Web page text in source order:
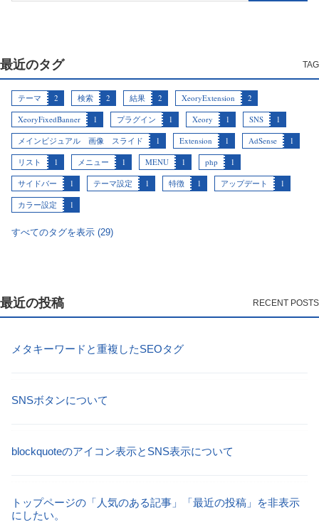
最近のタグ
テーマ 2 検索 2 結果 2 XeoryExtension
2
XeoryFixedBanner
1 プラグイン 1 Xeory 1 SNS
1
メインビジュアル 画像 スライド
1 Extension 1 AdSense
1
リスト
1 メニュー 1 MENU 1 php
1
サイドバー
1 テーマ設定 1 特徴 1 アップデート
1
カラー設定
1
すべてのタグを表示 (29)
最近の投稿
メタキーワードと重複したSEOタグ
SNSボタンについて
blockquoteのアイコン表示とSNS表示について
トップページの「人気のある記事」「最近の投稿」を非表示
にしたい。